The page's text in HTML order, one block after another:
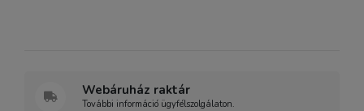
Webáruház raktár
További információ ügyfélszolgálaton.